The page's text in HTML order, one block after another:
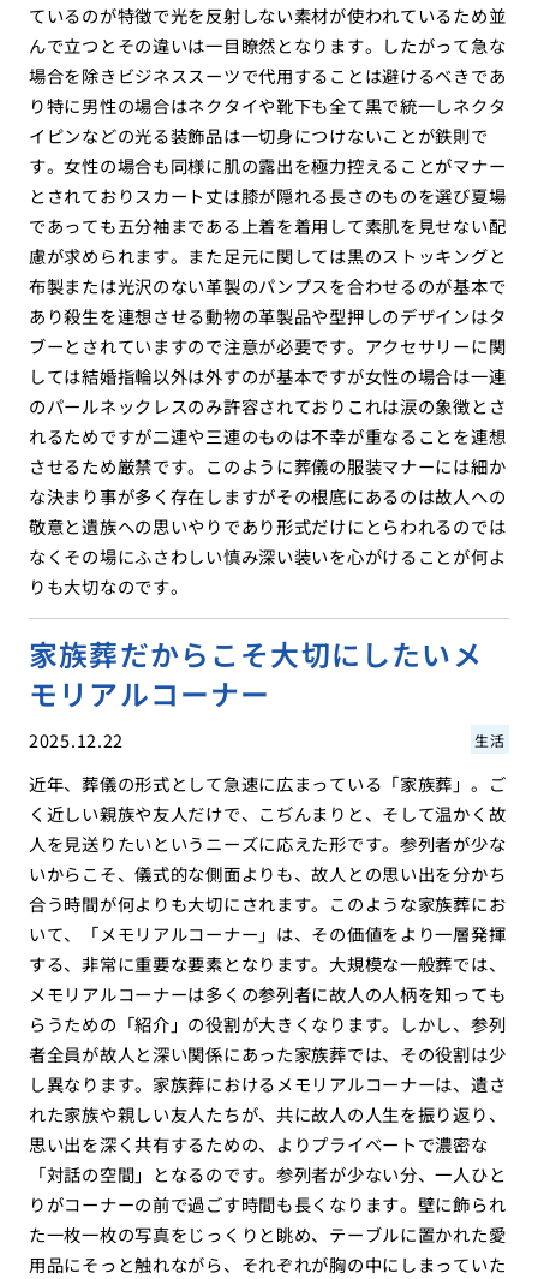
ているのが特徴で光を反射しない素材が使われているため並
んで立つとその違いは一目瞭然となります。したがって急な
場合を除きビジネススーツで代用することは避けるべきであ
り特に男性の場合はネクタイや靴下も全て黒で統一しネクタ
イピンなどの光る装飾品は一切身につけないことが鉄則で
す。女性の場合も同様に肌の露出を極力控えることがマナー
とされておりスカート丈は膝が隠れる長さのものを選び夏場
であっても五分袖まである上着を着用して素肌を見せない配
慮が求められます。また足元に関しては黒のストッキングと
布製または光沢のない革製のパンプスを合わせるのが基本で
あり殺生を連想させる動物の革製品や型押しのデザインはタ
ブーとされていますので注意が必要です。アクセサリーに関
しては結婚指輪以外は外すのが基本ですが女性の場合は一連
のパールネックレスのみ許容されておりこれは涙の象徴とさ
れるためですが二連や三連のものは不幸が重なることを連想
させるため厳禁です。このように葬儀の服装マナーには細か
な決まり事が多く存在しますがその根底にあるのは故人への
敬意と遺族への思いやりであり形式だけにとらわれるのでは
なくその場にふさわしい慎み深い装いを心がけることが何よ
りも大切なのです。
家族葬だからこそ大切にしたいメ
モリアルコーナー
2025.12.22 生活
近年、葬儀の形式として急速に広まっている「家族葬」。ご
く近しい親族や友人だけで、こぢんまりと、そして温かく故
人を見送りたいというニーズに応えた形です。参列者が少な
いからこそ、儀式的な側面よりも、故人との思い出を分かち
合う時間が何よりも大切にされます。このような家族葬にお
いて、「メモリアルコーナー」は、その価値をより一層発揮
する、非常に重要な要素となります。大規模な一般葬では、
メモリアルコーナーは多くの参列者に故人の人柄を知っても
らうための「紹介」の役割が大きくなります。しかし、参列
者全員が故人と深い関係にあった家族葬では、その役割は少
し異なります。家族葬におけるメモリアルコーナーは、遺さ
れた家族や親しい友人たちが、共に故人の人生を振り返り、
思い出を深く共有するための、よりプライベートで濃密な
「対話の空間」となるのです。参列者が少ない分、一人ひと
りがコーナーの前で過ごす時間も長くなります。壁に飾られ
た一枚一枚の写真をじっくりと眺め、テーブルに置かれた愛
用品にそっと触れながら、それぞれが胸の中にしまっていた